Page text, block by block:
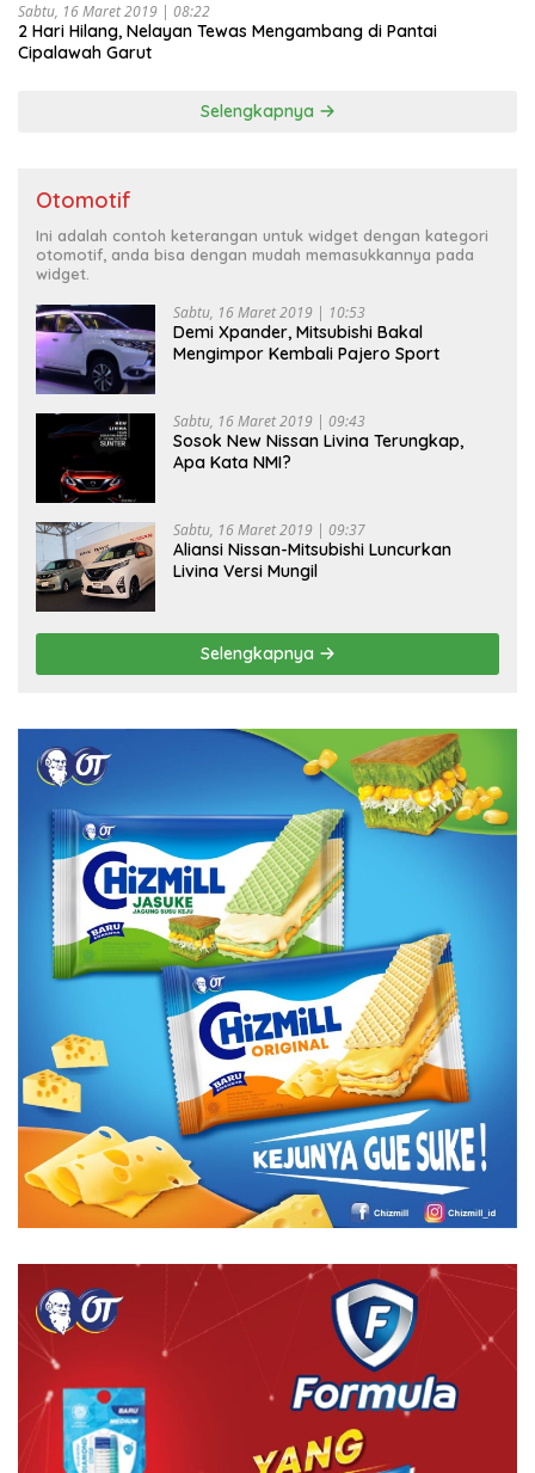
Sabtu, 16 Maret 2019 | 08:22
2 Hari Hilang, Nelayan Tewas Mengambang di Pantai
Cipalawah Garut
Selengkapnya
Otomotif
Ini adalah contoh keterangan untuk widget dengan kategori
otomotif, anda bisa dengan mudah memasukkannya pada
widget.
Sabtu, 16 Maret 2019 | 10:53
Demi Xpander, Mitsubishi Bakal
Mengimpor Kembali Pajero Sport
Sabtu, 16 Maret 2019 | 09:43
Sosok New Nissan Livina Terungkap,
Apa Kata NMI?
Sabtu, 16 Maret 2019 | 09:37
Aliansi Nissan-Mitsubishi Luncurkan
Livina Versi Mungil
Selengkapnya